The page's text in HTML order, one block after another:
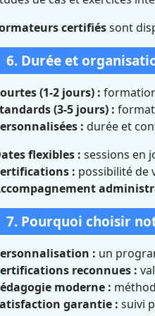
certifiéssont
6. Durée et
(1-2 jours) :
(3-5 jours) :
: durée et
flexibles : sessions en
: possibilité de
7. Pourquoi choisir
: un
reconnues :
moderne :
garantie : suivi